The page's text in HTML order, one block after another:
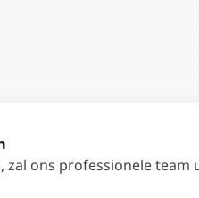
ons professionele team